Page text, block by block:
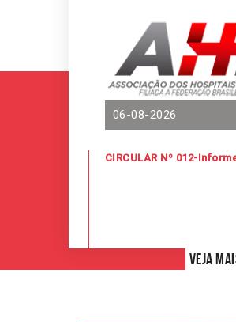
06-08-2026
CIRCULAR Nº 012-
veja